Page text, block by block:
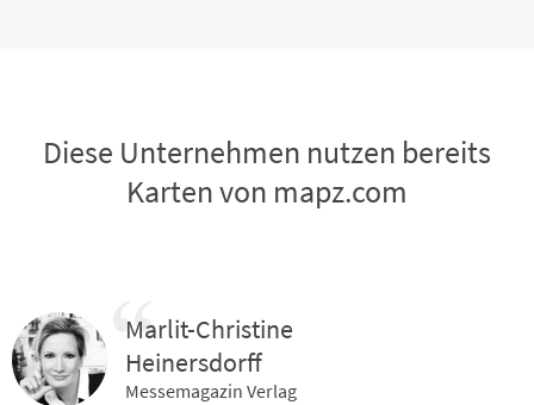
Diese Unternehmen nutzen bereits
Karten von mapz.com
Marlit-Christine
Heinersdorff
Messemagazin Verlag